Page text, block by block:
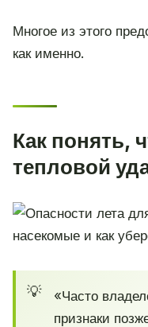
Многое из этого
как именно.
Как понять,
тепловой
«Часто
признаки